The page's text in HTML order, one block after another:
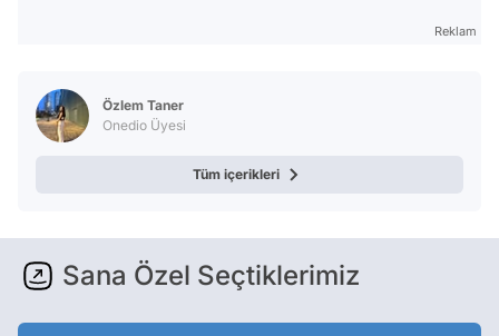
Reklam
Özlem Taner
Onedio Üyesi
Tüm içerikleri
Sana Özel Seçtiklerimiz